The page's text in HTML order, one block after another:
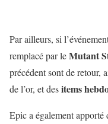
Par ailleurs, si
remplacé par leMutant
précédent sont de retour,
de l’or, et desitems
Epic a également